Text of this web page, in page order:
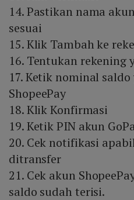
14. Pastikan nama
sesuai
15. Klik Tambah ke
16. Tentukan
17. Ketik nominal
ShopeePay
18. Klik Konfirmasi
19. Ketik PIN akun
20. Cek notifikasi
ditransfer
21. Cek akun
saldo sudah terisi.